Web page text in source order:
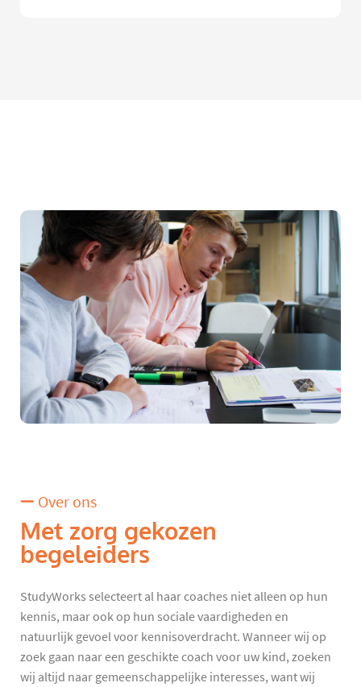
Over ons
Met zorg gekozen
begeleiders
StudyWorks selecteert al haar coaches niet alleen op hun
kennis, maar ook op hun sociale vaardigheden en
natuurlijk gevoel voor kennisoverdracht. Wanneer wij op
zoek gaan naar een geschikte coach voor uw kind, zoeken
wij altijd naar gemeenschappelijke interesses, want wij